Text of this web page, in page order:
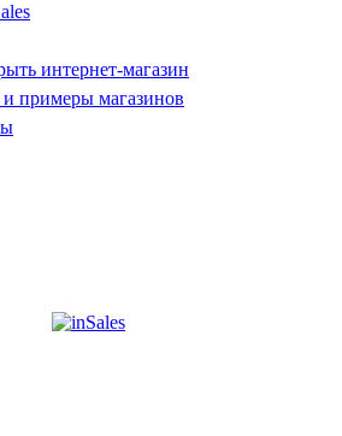
интернет-магазин
примеры магазинов